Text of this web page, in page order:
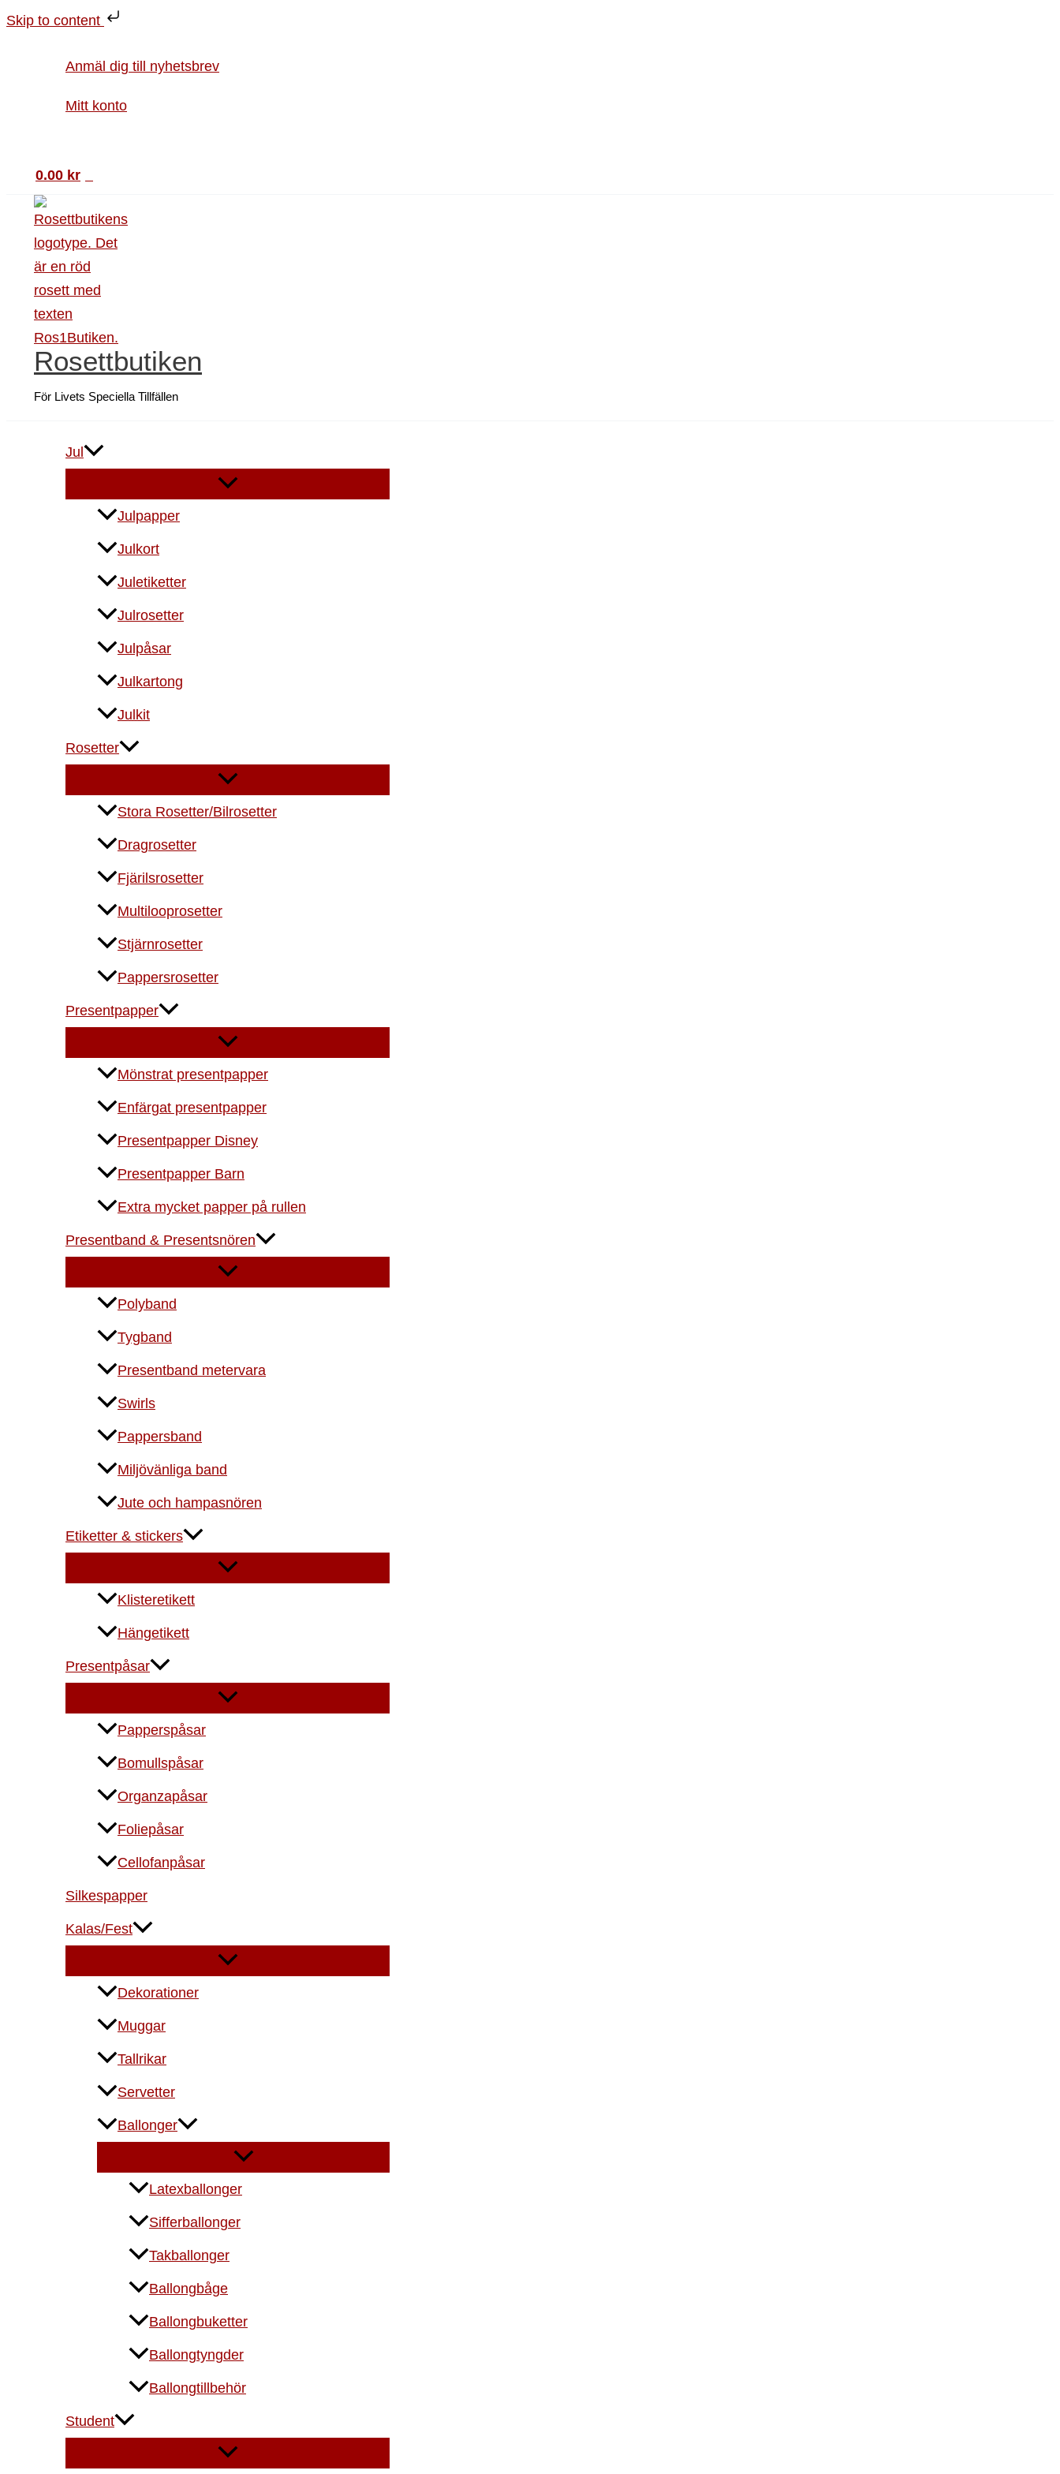
Skip to content
Hoppa
Anmäl dig till nyhetsbrev
Mitt konto
0.00 kr
Rosettbutiken
För Livets Speciella Tillfällen
Jul
Julpapper
Julkort
Juletiketter
Julrosetter
Julpåsar
Julkartong
Julkit
Rosetter
Stora Rosetter/Bilrosetter
Dragrosetter
Fjärilsrosetter
Multilooprosetter
Stjärnrosetter
Pappersrosetter
Presentpapper
Mönstrat presentpapper
Enfärgat presentpapper
Presentpapper Disney
Presentpapper Barn
Extra mycket papper på rullen
Presentband & Presentsnören
Polyband
Tygband
Presentband metervara
Swirls
Pappersband
Miljövänliga band
Jute och hampasnören
Etiketter & stickers
Klisteretikett
Hängetikett
Presentpåsar
Papperspåsar
Bomullspåsar
Organzapåsar
Foliepåsar
Cellofanpåsar
Silkespapper
Kalas/Fest
Dekorationer
Muggar
Tallrikar
Servetter
Ballonger
Latexballonger
Sifferballonger
Takballonger
Ballongbåge
Ballongbuketter
Ballongtyngder
Ballongtillbehör
Student
Vykort